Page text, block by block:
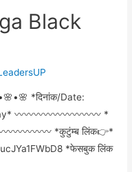
Black
*दिनांक/Date:
〰️〰️〰️〰️〰️〰️〰️〰️〰️ *
〰️〰️〰️〰️〰️〰️ *कुटुंम्ब लिंक👉*
*फेसबुक लिंक